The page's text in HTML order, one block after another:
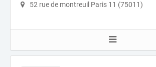
52 rue de montreuil Paris 11 (75011)